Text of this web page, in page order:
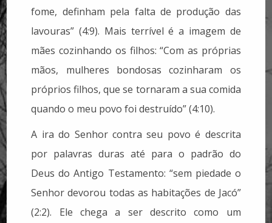
fome, definham pela falta de produção das
lavouras” (4:9). Mais terrível é a imagem de
mães cozinhando os filhos: “Com as próprias
mãos, mulheres bondosas cozinharam os
próprios filhos, que se tornaram a sua comida
quando o meu povo foi destruído” (4:10).
A ira do Senhor contra seu povo é descrita
por palavras duras até para o padrão do
Deus do Antigo Testamento: “sem piedade o
Senhor devorou todas as habitações de Jacó”
(2:2). Ele chega a ser descrito como um